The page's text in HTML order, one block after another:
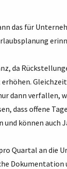
das für
da
dann verfallen,
dass offene
können auch
Quartal an die
Dokumentation